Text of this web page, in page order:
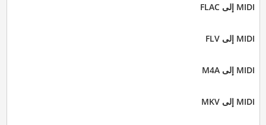
MIDI إلى FLAC
MIDI إلى FLV
MIDI إلى M4A
MIDI إلى MKV